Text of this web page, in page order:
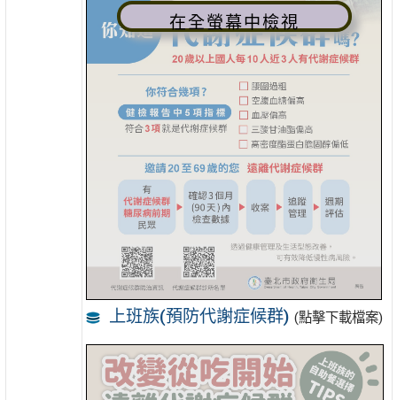
在全螢幕中檢視
上班族(預防代謝症候群) (點擊下載檔案)